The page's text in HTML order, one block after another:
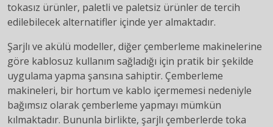
tokasız ürünler, paletli ve paletsiz ürünler de tercih
edilebilecek alternatifler içinde yer almaktadır.
Şarjlı ve akülü modeller, diğer çemberleme makinelerine
göre kablosuz kullanım sağladığı için pratik bir şekilde
uygulama yapma şansına sahiptir. Çemberleme
makineleri, bir hortum ve kablo içermemesi nedeniyle
bağımsız olarak çemberleme yapmayı mümkün
kılmaktadır. Bununla birlikte, şarjlı çemberlerde toka